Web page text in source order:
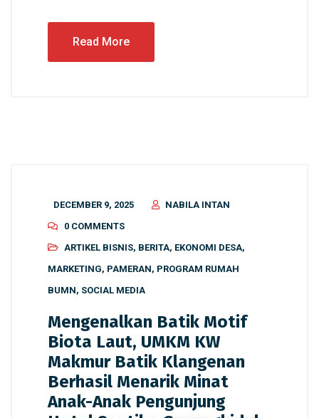
Read More
DECEMBER 9, 2025
NABILA INTAN
0 COMMENTS
ARTIKEL BISNIS, BERITA, EKONOMI DESA,
MARKETING, PAMERAN, PROGRAM RUMAH
BUMN, SOCIAL MEDIA
Mengenalkan Batik Motif
Biota Laut, UMKM KW
Makmur Batik Klangenan
Berhasil Menarik Minat
Anak-Anak Pengunjung